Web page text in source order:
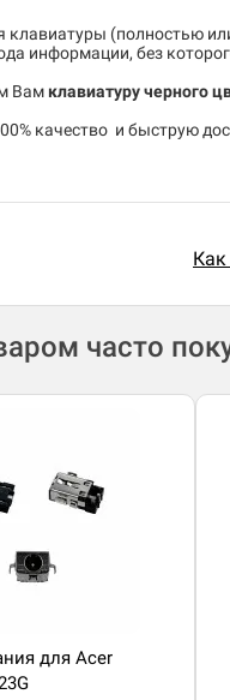
клавиатуры (полностью
информации, без
Вам клавиатуру черного
качество и быструю
Как
часто
для Acer